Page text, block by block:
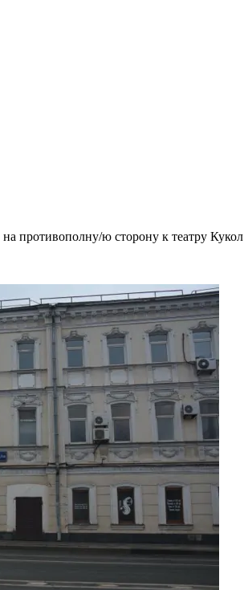
противополну/ю сторону к театру Кукол